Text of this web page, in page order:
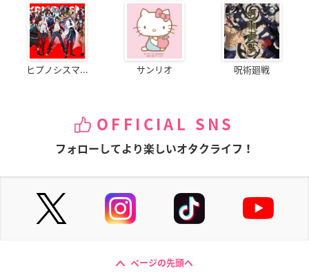
ヒプノシスマ... サンリオ 呪術廻戦
OFFICIAL SNS
フォローしてより楽しいオタクライフ！
ページの先頭へ